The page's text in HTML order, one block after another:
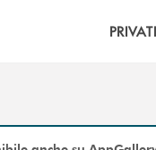
PRIVATI